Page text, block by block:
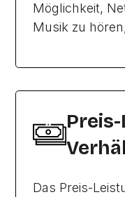
Möglichkeit,
Musik zu
Das Preis-